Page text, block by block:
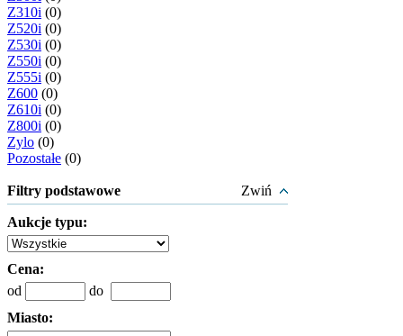
Z310i (0)
Z520i (0)
Z530i (0)
Z550i (0)
Z555i (0)
Z600 (0)
Z610i (0)
Z800i (0)
Zylo (0)
Pozostałe (0)
Filtry podstawowe Zwiń
Aukcje typu:
Cena:
od
do
Miasto: